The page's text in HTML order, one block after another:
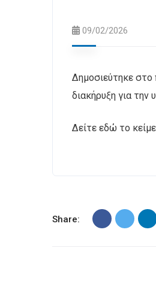
09/02/2026
Δημοσιεύτηκε
διακήρυξη για την
Δείτε εδώ το
Share: